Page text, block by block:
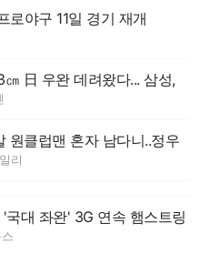
로야구 11일 경기 재개
日 우완 데려왔다... 삼성,
원클럽맨 혼자 남다니..정우
리
국대 좌완' 3G 연속 햄스트링